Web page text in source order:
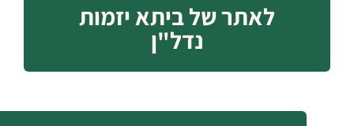
לאתר של ביתא יזמות
נדל"ן